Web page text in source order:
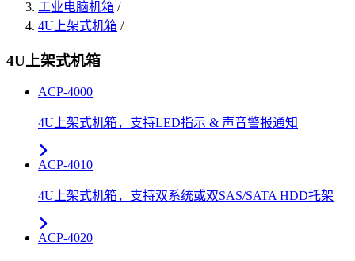
工业电脑机箱 /
4U上架式机箱 /
4U上架式机箱
ACP-4000
4U上架式机箱，支持LED指示 & 声音警报通知
ACP-4010
4U上架式机箱，支持双系统或双SAS/SATA HDD托架
ACP-4020